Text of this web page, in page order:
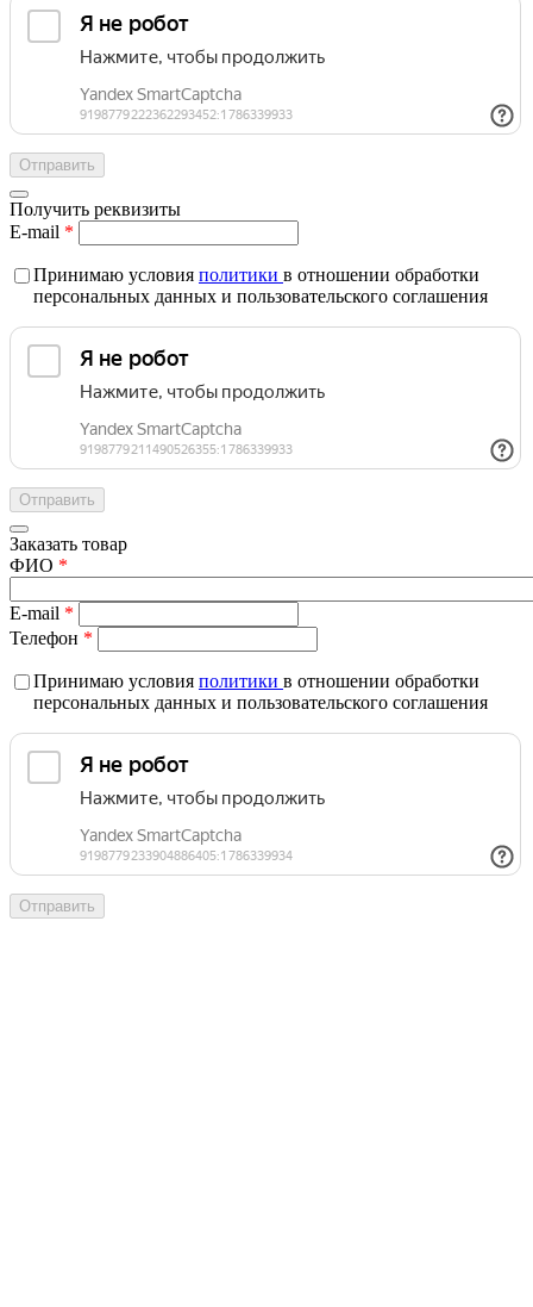
Получить реквизиты
E-mail *
Принимаю условия политики в отношении обработки
персональных данных и пользовательского соглашения
Заказать товар
ФИО *
E-mail *
Телефон *
Принимаю условия политики в отношении обработки
персональных данных и пользовательского соглашения